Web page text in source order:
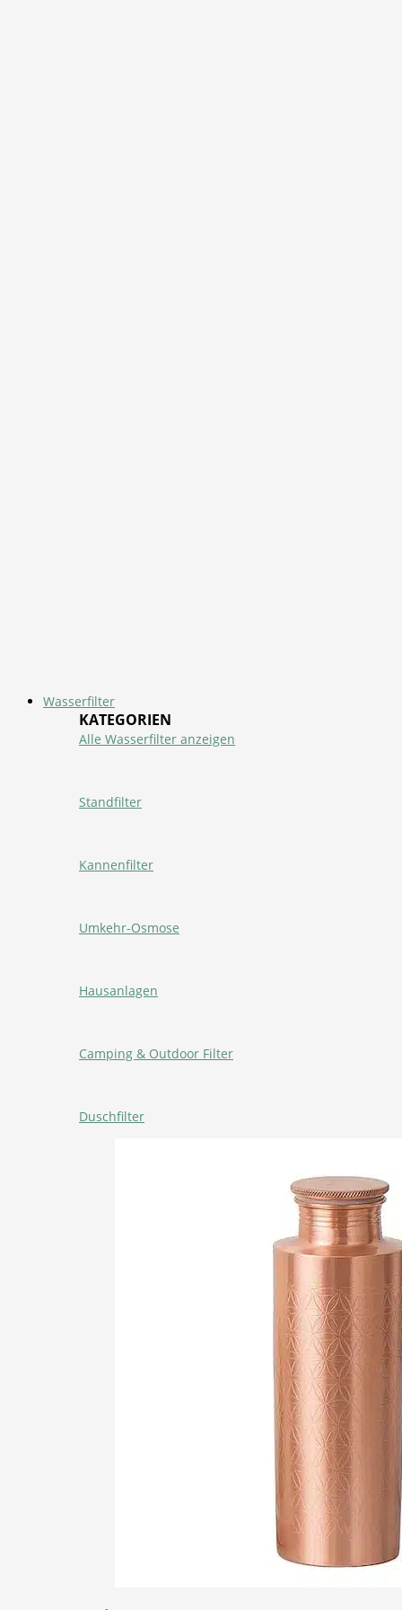
Wasserfilter
KATEGORIEN
Alle Wasserfilter anzeigen
Standfilter
Kannenfilter
Umkehr-Osmose
Hausanlagen
Camping & Outdoor Filter
Duschfilter